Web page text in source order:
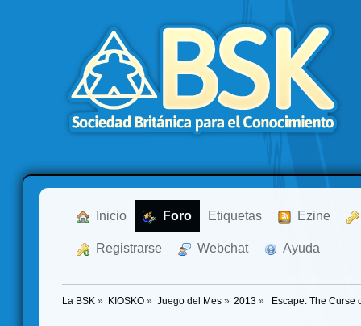
Inicio Foro Etiquetas Ezine
Registrarse Webchat Ayuda
La BSK » KIOSKO» Juego del Mes» 2013 » Escape: The Curse